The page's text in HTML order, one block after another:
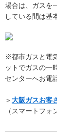
場合は、ガスを
している間は基
※都市ガスと電
ットでガスの一
センターへお電
＞大阪ガスお客
（スマートフォ